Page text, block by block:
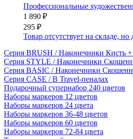
Профессиональные
1 890 ₽
295 ₽
Товар отсутствует на складе, но
Серия BRUSH / Наконечники Кисть
Серия STYLE / Наконечники
Серия BASIC / Наконечники
Серия CASE / В Travel-пеналах
Подарочный супернабор 240 цветов
Наборы маркеров 12 цветов
Наборы маркеров 24 цвета
Наборы маркеров 36-48 цветов
Наборы маркеров 60 цветов
Наборы маркеров 72-84 цвета